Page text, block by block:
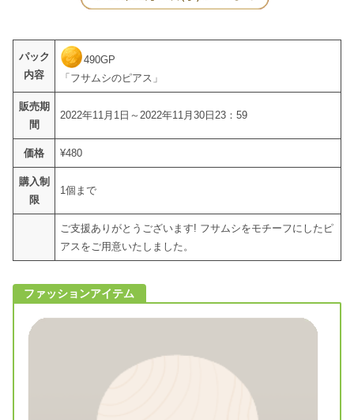
パック
内容
490GP
「フサムシのピアス」
販売期
間
2022年11月1日～2022年11月30日23：59
価格 ¥480
購入制
限
1個まで
ご支援ありがとうございます! フサムシをモチーフにしたピ
アスをご用意いたしました。
ファッションアイテム